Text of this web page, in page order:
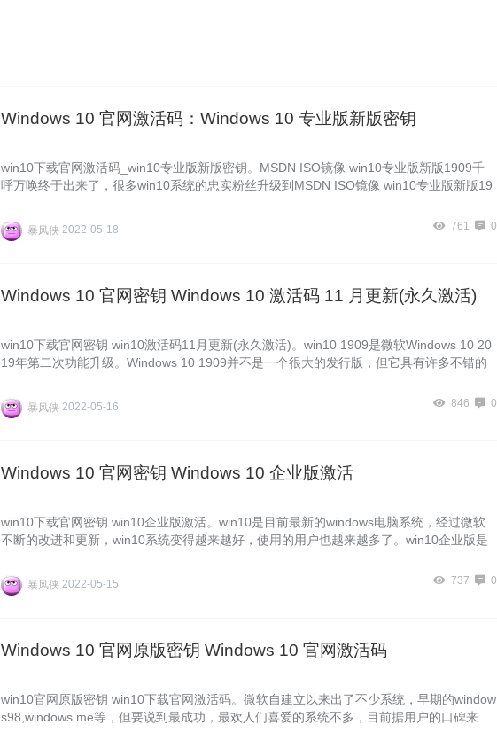
Windows 10 官网激活码：Windows 10 专业版新版密钥
win10下载官网激活码_win10专业版新版密钥。MSDN ISO镜像 win10专业版新版1909千
呼万唤终于出来了，很多win10系统的忠实粉丝升级到MSDN ISO镜像 win10专业版新版19
激活新下载的win10专业版系统。激活不了肯定不能正常使用win10系统。在本教程中，win
10com站长来给大家分享一大批win10下载官网激活码、win10专业版新版密钥供大家激
暴风侠2022-05-18 761 0
Windows 10 官网密钥 Windows 10 激活码 11 月更新(永久激活)
win10下载官网密钥 win10激活码11月更新(永久激活)。win10 1909是微软Windows 10 20
19年第二次功能升级。Windows 10 1909并不是一个很大的发行版，但它具有许多不错的
来了win10 1909的激活码，助大家一臂之力。
暴风侠2022-05-16 846 0
Windows 10 官网密钥 Windows 10 企业版激活
win10下载官网密钥 win10企业版激活。win10是目前最新的windows电脑系统，经过微软
不断的改进和更新，win10系统变得越来越好，使用的用户也越来越多了。win10企业版是
版激活码来激活win10系统，为了小伙伴们能够顺利激活系统，下面暴风侠就来分享一些wi
ndows10企业版激活码。
暴风侠2022-05-15 737 0
Windows 10 官网原版密钥 Windows 10 官网激活码
win10官网原版密钥 win10下载官网激活码。微软自建立以来出了不少系统，早期的window
s98,windows me等，但要说到最成功，最欢人们喜爱的系统不多，目前据用户的口碑来